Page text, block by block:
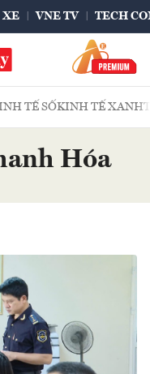
XE VNE TV TECH
TẾ SỐKINH TẾ XANH
Hóa